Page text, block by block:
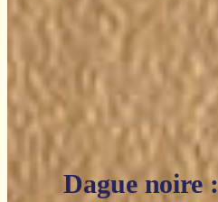
Dague noire :